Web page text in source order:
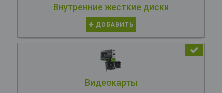
Внутренние жесткие диски
ДОБАВИТЬ
Видеокарты